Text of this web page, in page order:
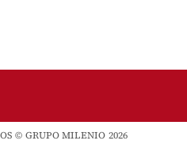
© GRUPO MILENIO 2026